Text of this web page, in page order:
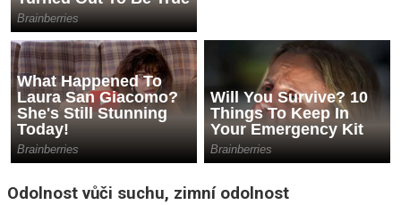
Odolnost vůči suchu, zimní odolnost